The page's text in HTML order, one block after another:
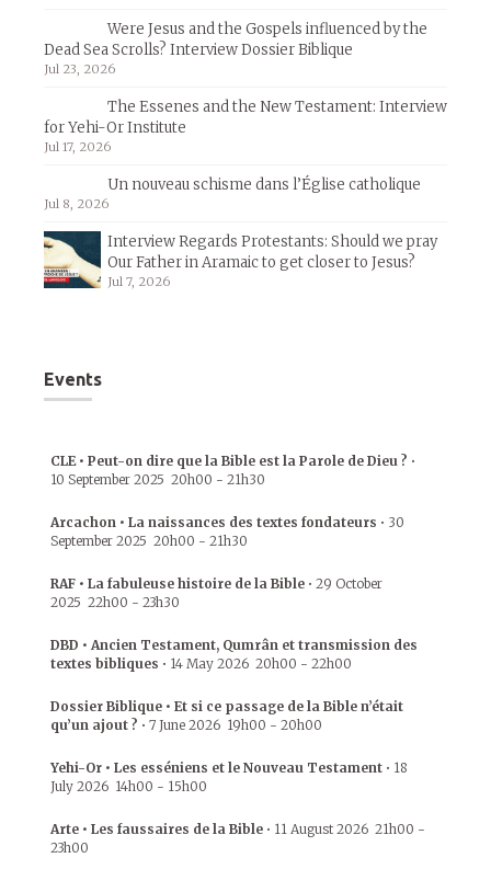
Were Jesus and the Gospels influenced by the
Dead Sea Scrolls? Interview Dossier Biblique
Jul 23, 2026
The Essenes and the New Testament: Interview
for Yehi-Or Institute
Jul 17, 2026
Un nouveau schisme dans l’Église catholique
Jul 8, 2026
Interview Regards Protestants: Should we pray
Our Father in Aramaic to get closer to Jesus?
Jul 7, 2026
Events
CLE • Peut-on dire que la Bible est la Parole de Dieu ? •
10 September 2025 20h00 - 21h30
Arcachon • La naissances des textes fondateurs • 30
September 2025 20h00 - 21h30
RAF • La fabuleuse histoire de la Bible • 29 October
2025 22h00 - 23h30
DBD • Ancien Testament, Qumrân et transmission des
textes bibliques • 14 May 2026 20h00 - 22h00
Dossier Biblique • Et si ce passage de la Bible n’était
qu’un ajout ? • 7 June 2026 19h00 - 20h00
Yehi-Or • Les esséniens et le Nouveau Testament • 18
July 2026 14h00 - 15h00
Arte • Les faussaires de la Bible • 11 August 2026 21h00 -
23h00